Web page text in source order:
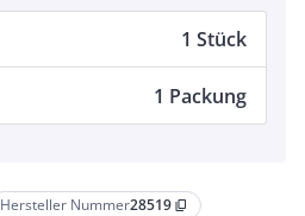
Hersteller Nummer28519 content_copy
1 Stück
1 Packung